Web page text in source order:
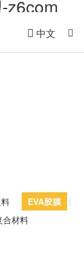
z6com
中文
EVA胶膜
|
合材料